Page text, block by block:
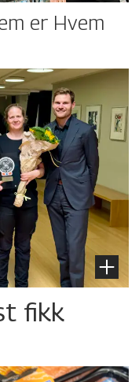
er Hvem
fikk